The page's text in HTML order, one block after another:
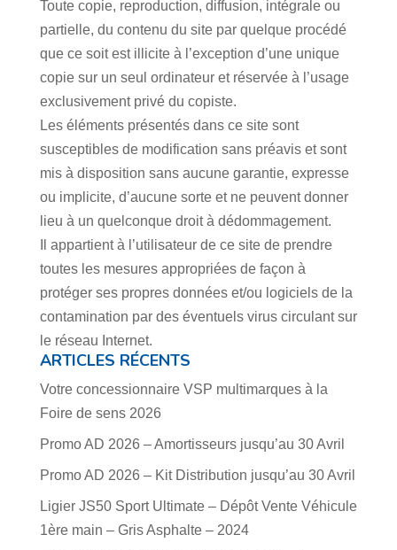
Toute copie, reproduction, diffusion, intégrale ou
partielle, du contenu du site par quelque procédé
que ce soit est illicite à l’exception d’une unique
copie sur un seul ordinateur et réservée à l’usage
exclusivement privé du copiste.
Les éléments présentés dans ce site sont
susceptibles de modification sans préavis et sont
mis à disposition sans aucune garantie, expresse
ou implicite, d’aucune sorte et ne peuvent donner
lieu à un quelconque droit à dédommagement.
Il appartient à l’utilisateur de ce site de prendre
toutes les mesures appropriées de façon à
protéger ses propres données et/ou logiciels de la
contamination par des éventuels virus circulant sur
le réseau Internet.
ARTICLES RÉCENTS
Votre concessionnaire VSP multimarques à la
Foire de sens 2026
Promo AD 2026 – Amortisseurs jusqu’au 30 Avril
Promo AD 2026 – Kit Distribution jusqu’au 30 Avril
Ligier JS50 Sport Ultimate – Dépôt Vente Véhicule
1ère main – Gris Asphalte – 2024